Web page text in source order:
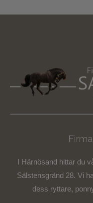
I Härnösand hittar du
Sälstensgränd 28. Vi
dess ryttare,